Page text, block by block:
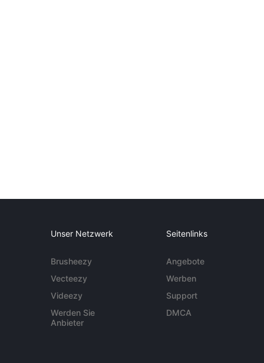
Unser Netzwerk
Brusheezy
Vecteezy
Videezy
Werden Sie
Anbieter
Seitenlinks
Angebote
Werben
Support
DMCA